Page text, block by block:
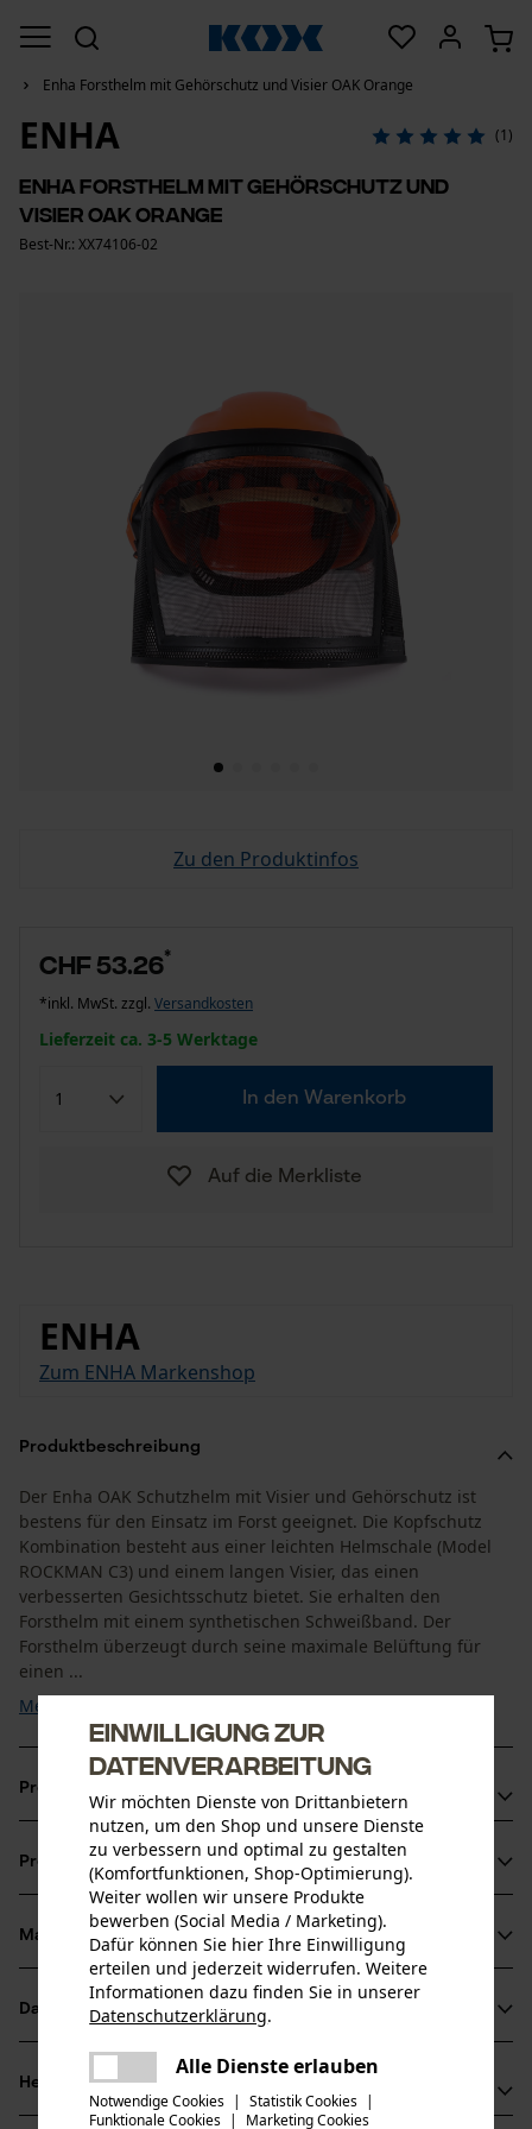
Enha Forsthelm mit Gehörschutz und Visier OAK Orange
ENHA (1)
Enha Forsthelm mit Gehörschutz und
Visier OAK Orange
Best-Nr.: XX74106-02
Zu den Produktinfos
CHF 53.26*
*inkl. MwSt. zzgl. Versandkosten
Lieferzeit ca. 3-5 Werktage
In den Warenkorb
Auf die Merkliste
ENHA
Zum ENHA Markenshop
Produktbeschreibung
Der Enha OAK Schutzhelm mit Visier und Gehörschutz ist
bestens für den Einsatz im Forst geeignet. Die Kopfschutz
Kombination besteht aus einer leichten Helmschale (Model
ROCKMAN C3) und einem langen Visier, das einen
verbesserten Gesichtsschutz bietet. Sie erhalten den
Forsthelm mit einem synthetischen Schweißband. Der
Forsthelm überzeugt durch seine maximale Belüftung für
einen ...
Mehr anzeigen
Produktvorteile
Kopfschutz Kombination mit großem Nylon Mesh
Gittervisier
Bequeme 6 Punkt-Innenausstattung aus Kunststoff
Kopfweite verstellbar mittels Lochband
Produktinformationen
Produktdetails
Aktivitätstyp
Schützen, Aufenthalt in lauter Umgebung
Altersgruppe
Material & Pflege
Material
Details Polsterung
Stirn-Polster
Datenblätter
Produktsicherheitsdatenblatt (PDF)
Herstellerinformationen
Einwilligung zur
Datenverarbeitung
Wir möchten Dienste von Drittanbietern
nutzen, um den Shop und unsere Dienste
zu verbessern und optimal zu gestalten
(Komfortfunktionen, Shop-Optimierung).
Weiter wollen wir unsere Produkte
bewerben (Social Media / Marketing).
Dafür können Sie hier Ihre Einwilligung
erteilen und jederzeit widerrufen. Weitere
Informationen dazu finden Sie in unserer
Datenschutzerklärung.
Alle Dienste erlauben
Notwendige Cookies | Statistik Cookies |
Funktionale Cookies | Marketing Cookies
Es ist ein Fehler aufgetreten. Bitte
versuchen Sie es erneut.
mail